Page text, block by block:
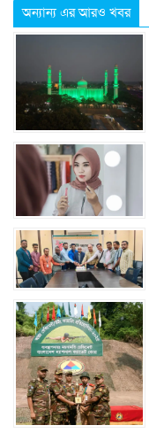
অন্যান্য এর আরও খবর